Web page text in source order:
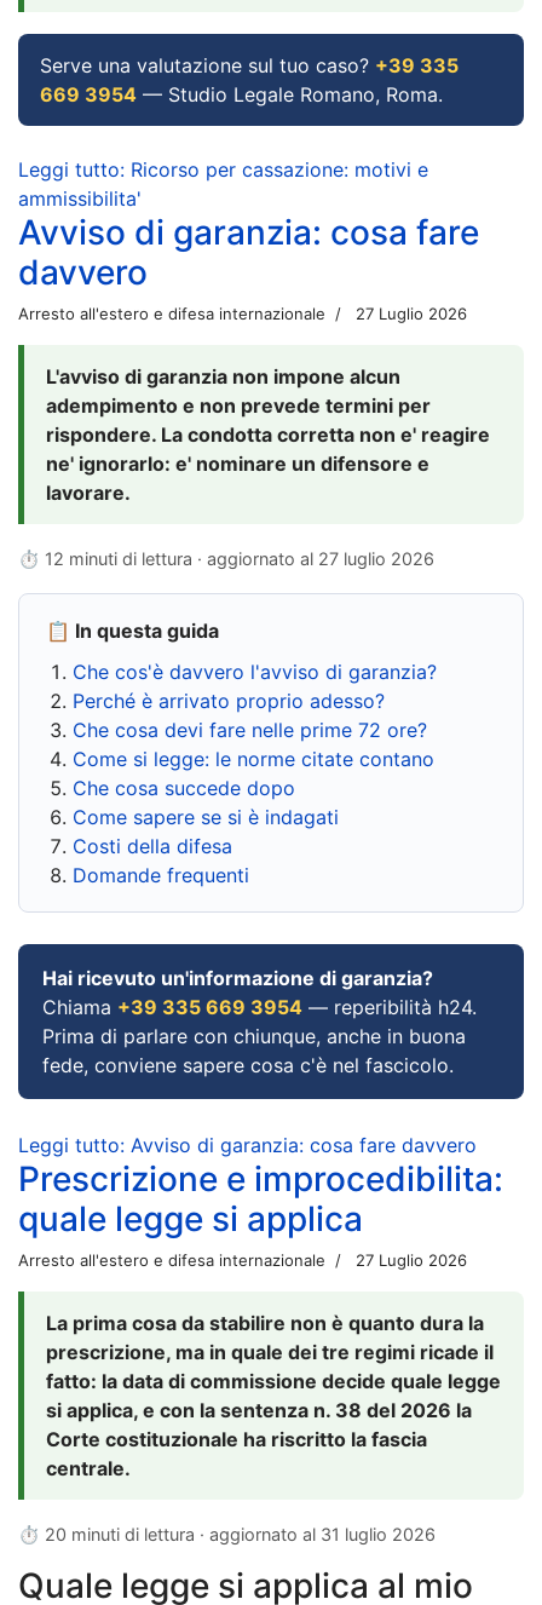
Serve una valutazione sul tuo caso? +39 335
669 3954 — Studio Legale Romano, Roma.
Leggi tutto: Ricorso per cassazione: motivi e
ammissibilita'
Avviso di garanzia: cosa fare
davvero
Arresto all'estero e difesa internazionale 27 Luglio 2026
L'avviso di garanzia non impone alcun
adempimento e non prevede termini per
rispondere. La condotta corretta non e' reagire
ne' ignorarlo: e' nominare un difensore e
lavorare.
⏱ 12 minuti di lettura · aggiornato al 27 luglio 2026
📋 In questa guida
Che cos'è davvero l'avviso di garanzia?
Perché è arrivato proprio adesso?
Che cosa devi fare nelle prime 72 ore?
Come si legge: le norme citate contano
Che cosa succede dopo
Come sapere se si è indagati
Costi della difesa
Domande frequenti
Hai ricevuto un'informazione di garanzia?
Chiama +39 335 669 3954 — reperibilità h24.
Prima di parlare con chiunque, anche in buona
fede, conviene sapere cosa c'è nel fascicolo.
Leggi tutto: Avviso di garanzia: cosa fare davvero
Prescrizione e improcedibilita:
quale legge si applica
Arresto all'estero e difesa internazionale 27 Luglio 2026
La prima cosa da stabilire non è quanto dura la
prescrizione, ma in quale dei tre regimi ricade il
fatto: la data di commissione decide quale legge
si applica, e con la sentenza n. 38 del 2026 la
Corte costituzionale ha riscritto la fascia
centrale.
⏱ 20 minuti di lettura · aggiornato al 31 luglio 2026
Quale legge si applica al mio